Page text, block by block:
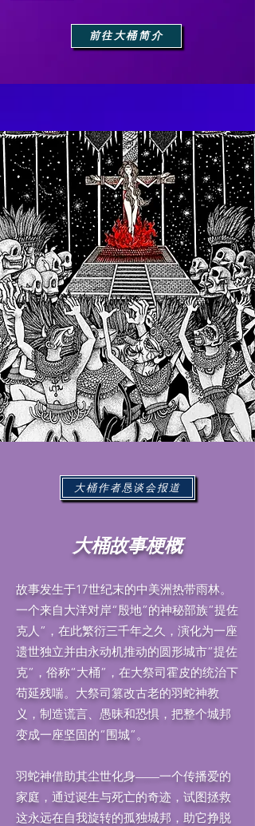
前往大桶简介
大桶作者恳谈会报道
​大桶故事梗概
故事发生于17世纪末的中美洲热带雨林。
一个来自大洋对岸“殷地”的神秘部族“提佐
克人”，在此繁衍三千年之久，演化为一座
遗世独立并由永动机推动的圆形城市“提佐
克”，俗称“大桶”，在大祭司霍皮的统治下
苟延残喘。大祭司篡改古老的羽蛇神教
义，制造谎言、愚昧和恐惧，把整个城邦
变成一座坚固的“围城”。
羽蛇神借助其尘世化身——一个传播爱的
家庭，通过诞生与死亡的奇迹，试图拯救
这永远在自我旋转的孤独城邦，助它挣脱